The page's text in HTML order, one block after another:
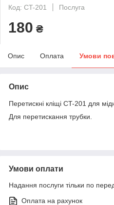
Код: CT-201 Послуга
180 ₴
Опис Оплата Умови
Опис
Перетискні кліщі CT-201 для
Для перетискання трубки.
Умови оплати
Надання послуги тільки по
Оплата на рахунок